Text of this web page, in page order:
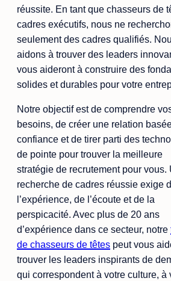
réussite. En tant que chasseurs de
cadres exécutifs, nous ne
seulement des cadres qualifiés.
aidons à trouver des leaders
vous aideront à construire des
solides et durables pour votre
Notre objectif est de comprendre
besoins, de créer une relation
confiance et de tirer parti des
de pointe pour trouver la meilleure
stratégie de recrutement pour vous.
recherche de cadres réussie exige
l’expérience, de l’écoute et de la
perspicacité. Avec plus de 20 ans
d’expérience dans ce secteur, notre
de chasseurs de têtes peut vous
trouver les leaders inspirants de
qui correspondent à votre culture, à